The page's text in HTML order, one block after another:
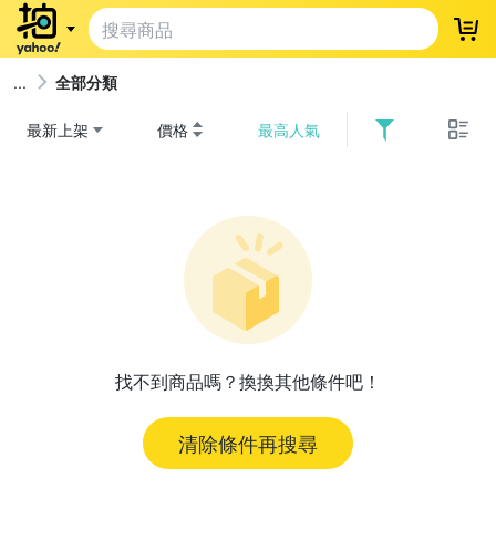
登
全部分類
最新上架 價格 最高人氣
找不到商品嗎？換換其他條件吧！
清除條件再搜尋